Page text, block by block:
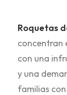
Roquetas
concentran
con una
y una
familias